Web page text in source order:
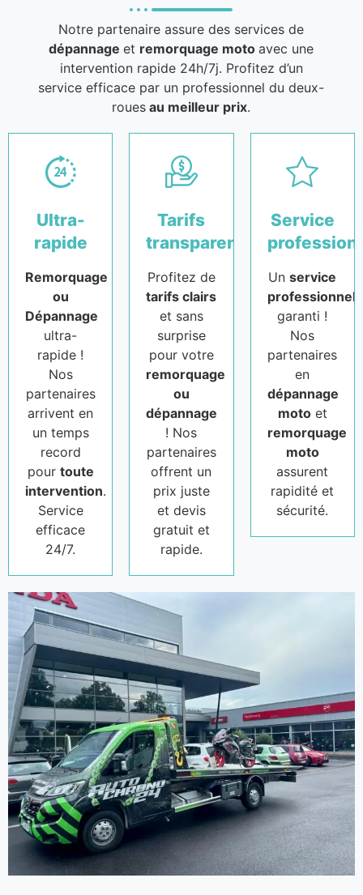
Notre partenaire assure des services de
dépannageet remorquage motoavec une
intervention rapide 24h/7j. Profitez d’un
service efficace par un professionnel du deux-
roues au meilleur prix.
Ultra-
rapide
Remorquage
ou
Dépannage
ultra-
rapide !
Nos
partenaires
arrivent en
un temps
record
pour toute
intervention.
Service
efficace
24/7.
Tarifs
transparents
Profitez de
tarifs clairs
et sans
surprise
pour votre
remorquage
ou
dépannage
! Nos
partenaires
offrent un
prix juste
et devis
gratuit et
rapide.
Service
Unservice
professionnel
garanti !
Nos
partenaires
en
dépannage
motoet
remorquage
moto
assurent
rapidité et
sécurité.